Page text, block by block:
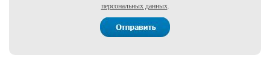
персональных данных.